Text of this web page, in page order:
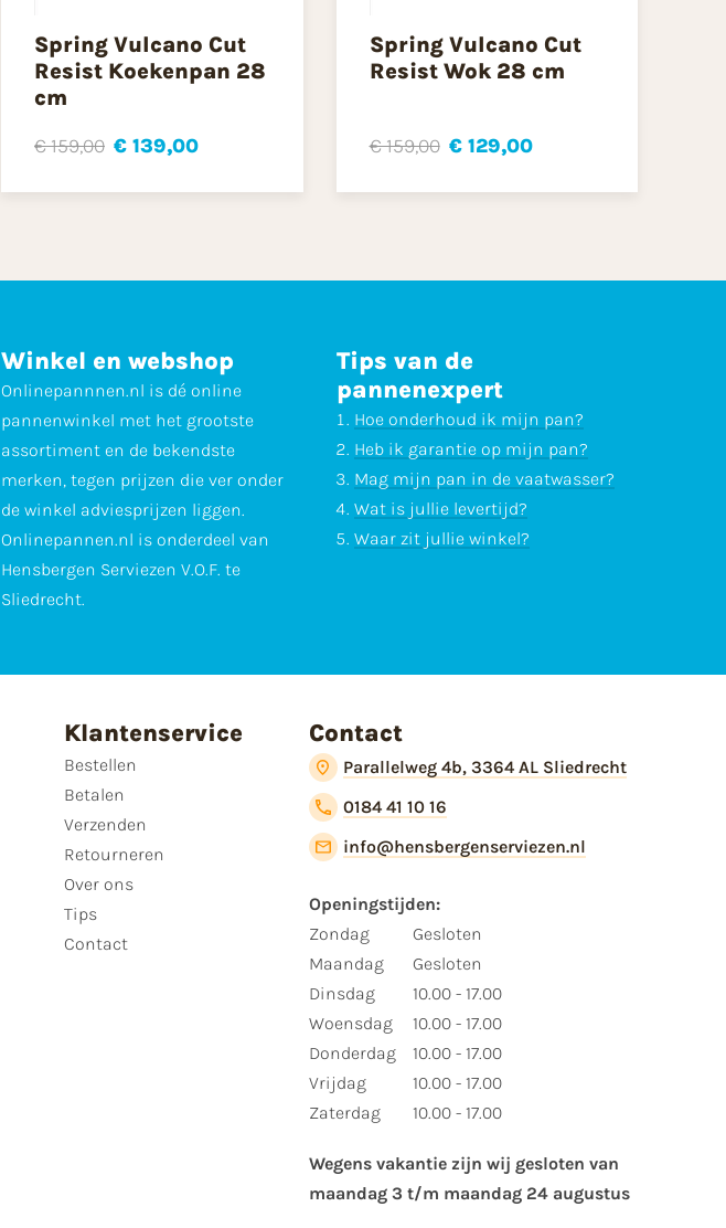
Spring Vulcano Cut
Resist Koekenpan 28
cm
€ 159,00 € 139,00
Spring Vulcano Cut
Resist Wok 28 cm
€ 159,00 € 129,00
Winkel en webshop
Onlinepannnen.nl is dé online
pannenwinkel met het grootste
assortiment en de bekendste
merken, tegen prijzen die ver onder
de winkel adviesprijzen liggen.
Onlinepannen.nl is onderdeel van
Hensbergen Serviezen V.O.F. te
Sliedrecht.
Tips van de
pannenexpert
Hoe onderhoud ik mijn pan?
Heb ik garantie op mijn pan?
Mag mijn pan in de vaatwasser?
Wat is jullie levertijd?
Waar zit jullie winkel?
Klantenservice
Bestellen
Betalen
Verzenden
Retourneren
Over ons
Tips
Contact
Contact
Parallelweg 4b, 3364 AL Sliedrecht
0184 41 10 16
info@hensbergenserviezen.nl
Openingstijden:​
​Zondag
Maandag
Dinsdag
Woensdag
Donderdag
Vrijdag
Zaterdag
Gesloten
Gesloten
10.00 - 17.00
10.00 - 17.00
10.00 - 17.00
10.00 - 17.00
10.00 - 17.00
Wegens vakantie zijn wij gesloten van ​
maandag 3 t/m maandag 24 augustus